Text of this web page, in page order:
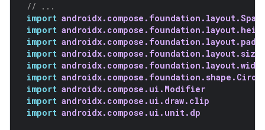
// ...
import
import
import
import androidx.compose.foundation.layout.size
import androidx.compose.foundation.layout.width
import
import androidx.compose.ui.Modifier
import androidx.compose.ui.draw.clip
import androidx.compose.ui.unit.dp